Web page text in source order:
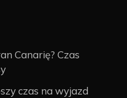
Canarię? Czas
czas na wyjazd